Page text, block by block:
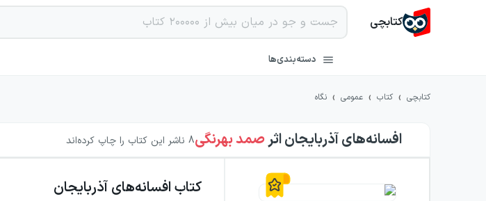
کتابچی
دسته‌بندی‌ها
کتابچی › کتاب › عمومی › نگاه
افسانه‌های آذربایجاناثرصمد بهرنگی8 ناشر این کتاب را چاپ کرده‌اند
کتاب افسانه‌های آذربایجان